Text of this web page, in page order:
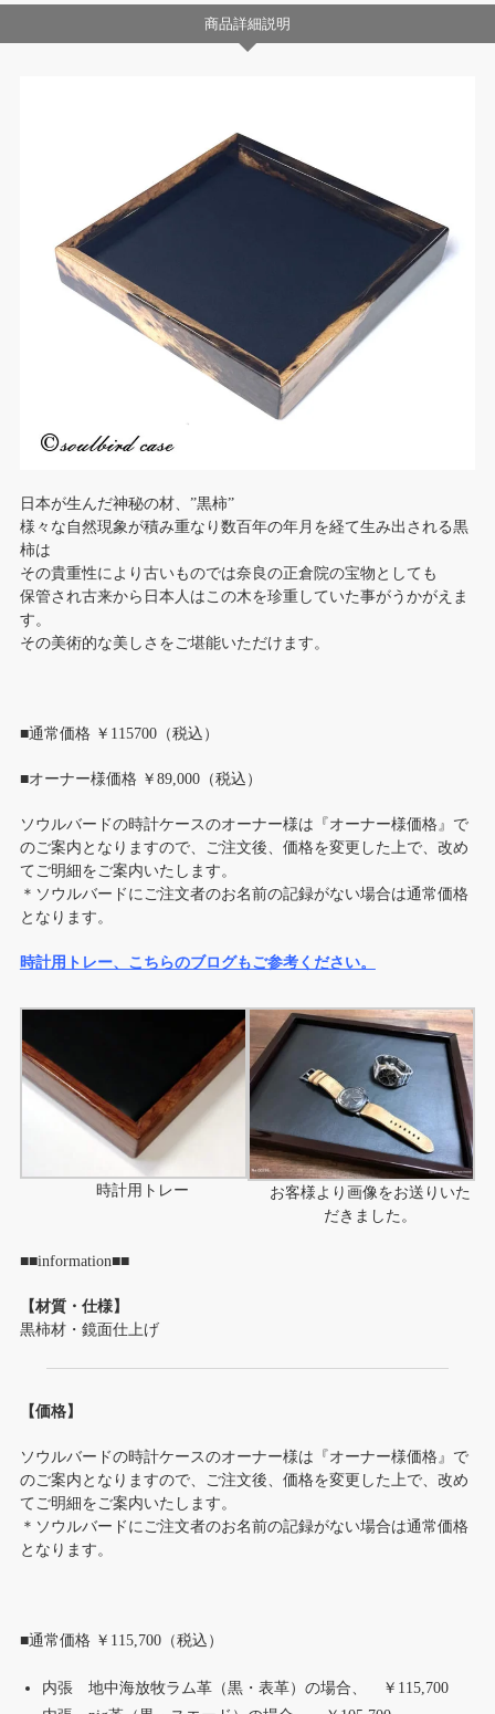
商品詳細説明
日本が生んだ神秘の材、”黒柿”
様々な自然現象が積み重なり数百年の年月を経て生み出される黒
柿は
その貴重性により古いものでは奈良の正倉院の宝物としても
保管され古来から日本人はこの木を珍重していた事がうかがえま
す。
その美術的な美しさをご堪能いただけます。
■通常価格 ￥115700（税込）
■オーナー様価格 ￥89,000（税込）
ソウルバードの時計ケースのオーナー様は『オーナー様価格』で
のご案内となりますので、ご注文後、価格を変更した上で、改め
てご明細をご案内いたします。
＊ソウルバードにご注文者のお名前の記録がない場合は通常価格
となります。
時計用トレー、こちらのブログもご参考ください。
時計用トレー
お客様より画像をお送りいた
だきました。
■■information■■
【材質・仕様】
黒柿材・鏡面仕上げ
【価格】
ソウルバードの時計ケースのオーナー様は『オーナー様価格』で
のご案内となりますので、ご注文後、価格を変更した上で、改め
てご明細をご案内いたします。
＊ソウルバードにご注文者のお名前の記録がない場合は通常価格
となります。
■通常価格 ￥115,700（税込）
内張 地中海放牧ラム革（黒・表革）の場合、 ￥115,700